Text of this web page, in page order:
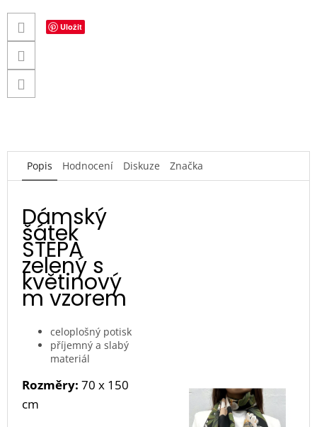
Uložit
Popis Hodnocení Diskuze Značka
Dámský
šátek
STEPA
zelený s
květinový
m vzorem
celoplošný potisk
příjemný a slabý
materiál
Rozměry: 70 x 150
cm